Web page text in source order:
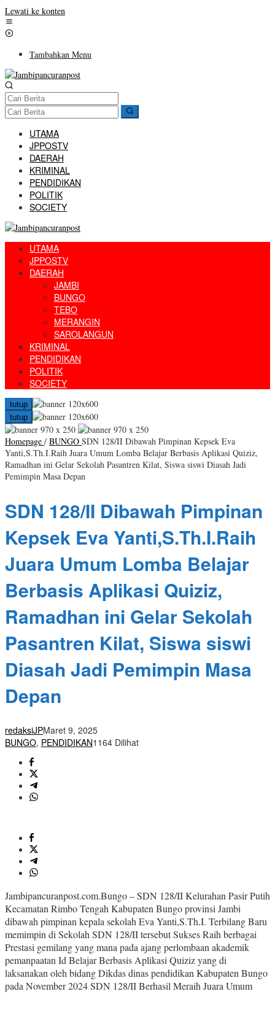
Lewati ke konten
Tambahkan Menu
UTAMA
JPPOSTV
DAERAH
KRIMINAL
PENDIDIKAN
POLITIK
SOCIETY
UTAMA
JPPOSTV
DAERAH
JAMBI
BUNGO
TEBO
MERANGIN
SAROLANGUN
KRIMINAL
PENDIDIKAN
POLITIK
SOCIETY
tutup
tutup
Homepage / BUNGO SDN 128/II Dibawah Pimpinan Kepsek Eva
Yanti,S.Th.I.Raih Juara Umum Lomba Belajar Berbasis Aplikasi Quiziz,
Ramadhan ini Gelar Sekolah Pasantren Kilat, Siswa siswi Diasah Jadi
Pemimpin Masa Depan
SDN 128/II Dibawah Pimpinan
Kepsek Eva Yanti,S.Th.I.Raih
Juara Umum Lomba Belajar
Berbasis Aplikasi Quiziz,
Ramadhan ini Gelar Sekolah
Pasantren Kilat, Siswa siswi
Diasah Jadi Pemimpin Masa
Depan
redaksiJPMaret 9, 2025
BUNGO, PENDIDIKAN1164 Dilihat
Jambipancuranpost.com.Bungo – SDN 128/II Kelurahan Pasir Putih
Kecamatan Rimbo Tengah Kabupaten Bungo provinsi Jambi
dibawah pimpinan kepala sekolah Eva Yanti,S.Th.I. Terbilang Baru
memimpin di Sekolah SDN 128/II tersebut Sukses Raih berbagai
Prestasi gemilang yang mana pada ajang perlombaan akademik
pemanpaatan Id Belajar Berbasis Aplikasi Quiziz yang di
laksanakan oleh bidang Dikdas dinas pendidikan Kabupaten Bungo
pada November 2024 SDN 128/II Berhasil Meraih Juara Umum